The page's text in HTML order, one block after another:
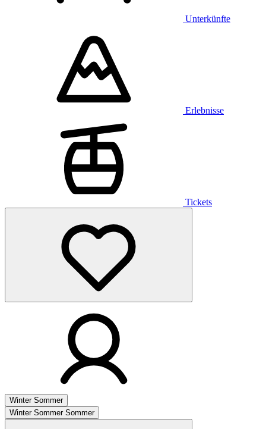
Unterkünfte
Erlebnisse
Tickets
Winter Sommer
Winter Sommer Sommer